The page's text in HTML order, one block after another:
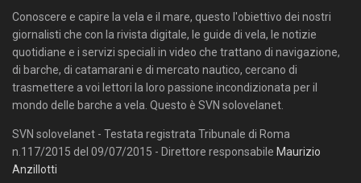
Conoscere e capire la vela e il mare, questo l'obiettivo dei nostri
giornalisti che con la rivista digitale, le guide di vela, le notizie
quotidiane e i servizi speciali in video che trattano di navigazione,
di barche, di catamarani e di mercato nautico, cercano di
trasmettere a voi lettori la loro passione incondizionata per il
mondo delle barche a vela. Questo è SVN solovelanet.
SVN solovelanet - Testata registrata Tribunale di Roma
n.117/2015 del 09/07/2015 - Direttore responsabile Maurizio
Anzillotti